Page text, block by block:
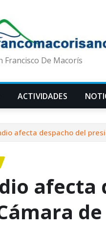
Francisco De Macorís
ACTIVIDADES
afecta despacho del
afecta